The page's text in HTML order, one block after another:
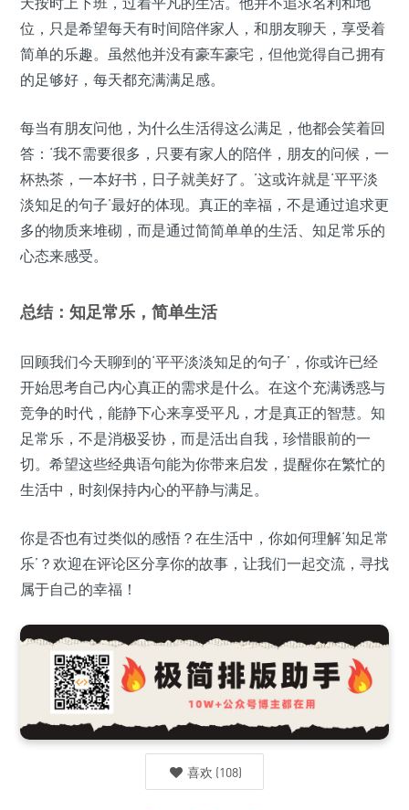
位，只是希望每天有时间陪伴家人，和朋友聊天，享受着
简单的乐趣。虽然他并没有豪车豪宅，但他觉得自己拥有
的足够好，每天都充满满足感。
每当有朋友问他，为什么生活得这么满足，他都会笑着回
答：‘我不需要很多，只要有家人的陪伴，朋友的问候，一
杯热茶，一本好书，日子就美好了。’这或许就是‘平平淡
淡知足的句子’最好的体现。真正的幸福，不是通过追求更
多的物质来堆砌，而是通过简简单单的生活、知足常乐的
心态来感受。
总结：知足常乐，简单生活
回顾我们今天聊到的‘平平淡淡知足的句子’，你或许已经
开始思考自己内心真正的需求是什么。在这个充满诱惑与
竞争的时代，能静下心来享受平凡，才是真正的智慧。知
足常乐，不是消极妥协，而是活出自我，珍惜眼前的一
切。希望这些经典语句能为你带来启发，提醒你在繁忙的
生活中，时刻保持内心的平静与满足。
你是否也有过类似的感悟？在生活中，你如何理解‘知足常
乐’？欢迎在评论区分享你的故事，让我们一起交流，寻找
属于自己的幸福！
喜欢 (108)